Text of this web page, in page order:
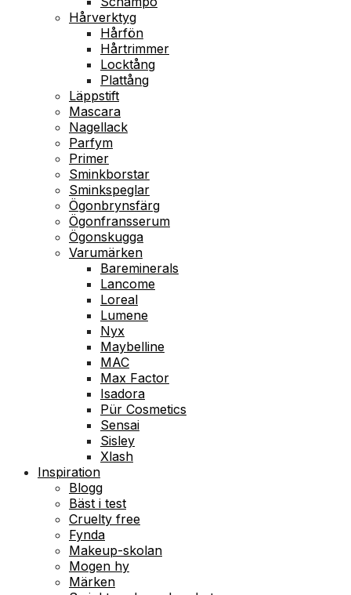
Hårverktyg
Hårfön
Hårtrimmer
Locktång
Plattång
Läppstift
Mascara
Nagellack
Parfym
Primer
Sminkborstar
Sminkspeglar
Ögonbrynsfärg
Ögonfransserum
Ögonskugga
Varumärken
Bareminerals
Lancome
Loreal
Lumene
Nyx
Maybelline
MAC
Max Factor
Isadora
Pür Cosmetics
Sensai
Sisley
Xlash
Inspiration
Blogg
Bäst i test
Cruelty free
Fynda
Makeup-skolan
Mogen hy
Märken